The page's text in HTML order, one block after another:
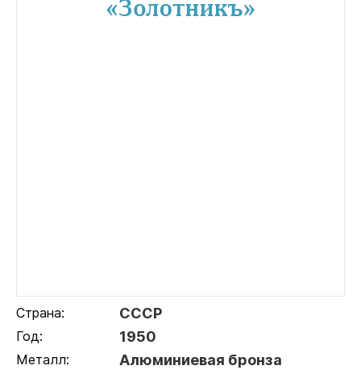
Страна: СССР
Год: 1950
Металл: Алюминиевая бронза